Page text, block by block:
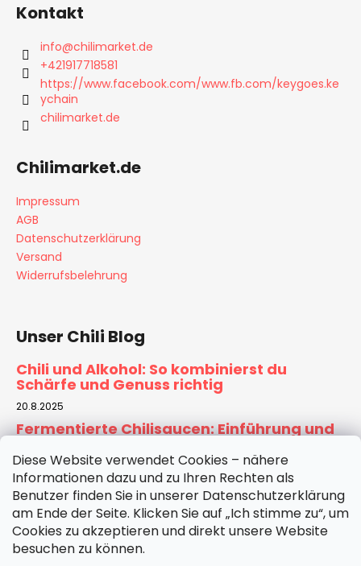
Diese Website verwendet Cookies – nähere
Informationen dazu und zu Ihren Rechten als
Benutzer finden Sie in unserer Datenschutzerklärung
am Ende der Seite. Klicken Sie auf „Ich stimme zu“, um
Cookies zu akzeptieren und direkt unsere Website
besuchen zu können.
Kontakt
info@chilimarket.de
+421917718581
https://www.facebook.com/www.fb.com/keygoes.ke
ychain
chilimarket.de
Chilimarket.de
Impressum
AGB
Datenschutzerklärung
Versand
Widerrufsbelehrung
Unser Chili Blog
Chili und Alkohol: So kombinierst du
Schärfe und Genuss richtig
20.8.2025
Fermentierte Chilisaucen: Einführung und
6.8.2025
Tomatensauce selber machen:
Hausgemachte Basis für Pizza & Pasta
30.7.2025